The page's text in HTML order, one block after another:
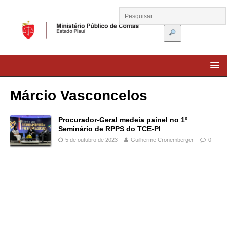
Márcio Vasconcelos
Procurador-Geral medeia painel no 1º
Seminário de RPPS do TCE-PI
5 de outubro de 2023 Guilherme Cronemberger 0